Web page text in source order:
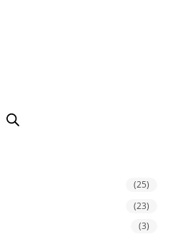
(25)
(23)
(3)